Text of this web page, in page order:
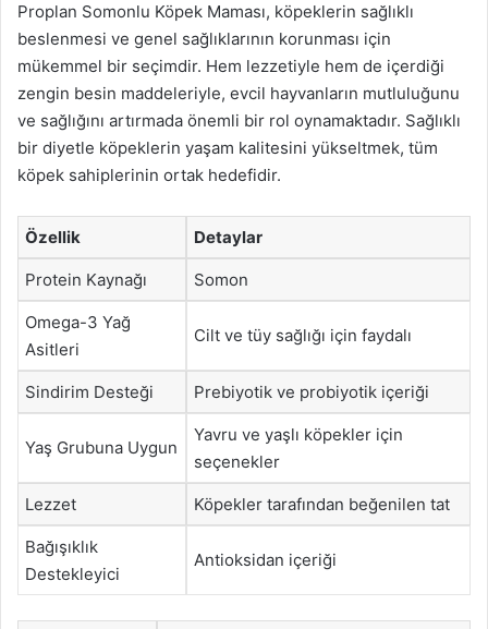
Proplan Somonlu Köpek Maması, köpeklerin sağlıklı
beslenmesi ve genel sağlıklarının korunması için
mükemmel bir seçimdir. Hem lezzetiyle hem de içerdiği
zengin besin maddeleriyle, evcil hayvanların mutluluğunu
ve sağlığını artırmada önemli bir rol oynamaktadır. Sağlıklı
bir diyetle köpeklerin yaşam kalitesini yükseltmek, tüm
köpek sahiplerinin ortak hedefidir.
Özellik Detaylar
Protein Kaynağı Somon
Omega-3 Yağ
Asitleri
Cilt ve tüy sağlığı için faydalı
Sindirim Desteği Prebiyotik ve probiyotik içeriği
Yaş Grubuna Uygun
Yavru ve yaşlı köpekler için
seçenekler
Lezzet Köpekler tarafından beğenilen tat
Bağışıklık
Destekleyici
Antioksidan içeriği